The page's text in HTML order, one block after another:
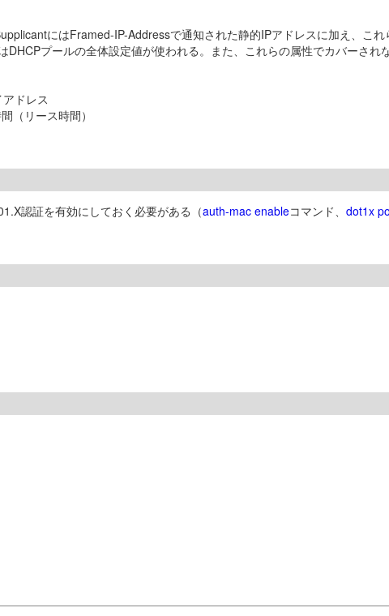
にはFramed-IP-Addressで通知された静的IPアドレスに加え、こ
プールの全体設定値が使われる。また、これらの属性でカバーされ
ドレス
（リース時間）
認証を有効にしておく必要がある（auth-mac enableコマンド、 dot1x